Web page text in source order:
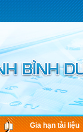
Gia hạn tài liệu